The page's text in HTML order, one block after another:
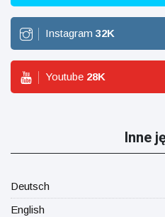
Instagram 32K
Youtube 28K
Inne
Deutsch
English